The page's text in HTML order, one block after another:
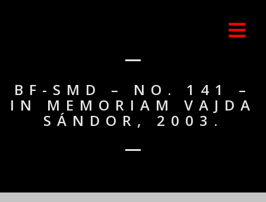
BF-SMD – NO. 141 –
IN MEMORIAM VAJDA
SÁNDOR, 2003.